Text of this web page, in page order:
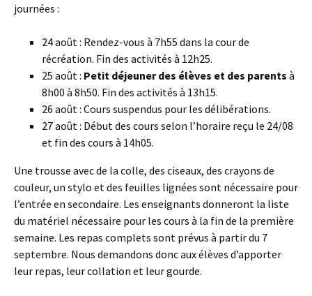
journées :
24 août : Rendez-vous à 7h55 dans la cour de
récréation. Fin des activités à 12h25.
25 août : Petit déjeuner des élèves et des parents à
8h00 à 8h50. Fin des activités à 13h15.
26 août : Cours suspendus pour les délibérations.
27 août : Début des cours selon l’horaire reçu le 24/08
et fin des cours à 14h05.
Une trousse avec de la colle, des ciseaux, des crayons de
couleur, un stylo et des feuilles lignées sont nécessaire pour
l’entrée en secondaire. Les enseignants donneront la liste
du matériel nécessaire pour les cours à la fin de la première
semaine. Les repas complets sont prévus à partir du 7
septembre. Nous demandons donc aux élèves d’apporter
leur repas, leur collation et leur gourde.